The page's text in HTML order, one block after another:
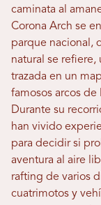
caminata al
Corona Arch se
parque nacional,
natural se refiere,
trazada en un
famosos arcos
Durante su
han vivido
para decidir si
aventura al aire
rafting de varios
cuatrimotos y